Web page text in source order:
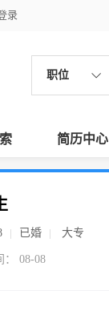
录
职位
简历中心
已婚 大专
： 08-08